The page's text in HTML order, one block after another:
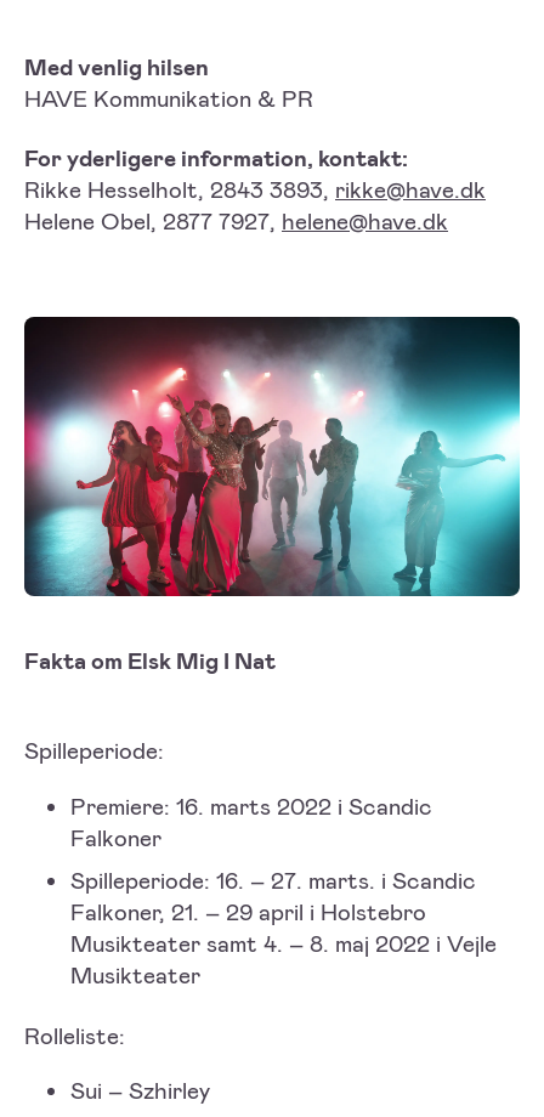
Med venlig hilsen
HAVE Kommunikation & PR
For yderligere information, kontakt:
Rikke Hesselholt, 2843 3893, rikke@have.dk
Helene Obel, 2877 7927, helene@have.dk
Fakta om Elsk Mig I Nat
Spilleperiode:
Premiere: 16. marts 2022 i Scandic
Falkoner
Spilleperiode: 16. – 27. marts. i Scandic
Falkoner, 21. – 29 april i Holstebro
Musikteater samt 4. – 8. maj 2022 i Vejle
Musikteater
Rolleliste:
Sui – Szhirley